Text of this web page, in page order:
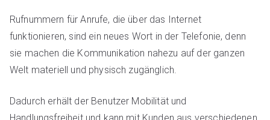
Rufnummern für Anrufe, die über das Internet
funktionieren, sind ein neues Wort in der Telefonie, denn
sie machen die Kommunikation nahezu auf der ganzen
Welt materiell und physisch zugänglich.
Dadurch erhält der Benutzer Mobilität und